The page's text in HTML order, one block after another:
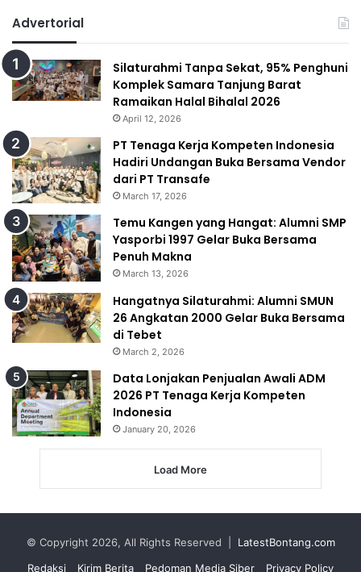
Advertorial
Silaturahmi Tanpa Sekat, 95% Penghuni
Komplek Samara Tanjung Barat
Ramaikan Halal Bihalal 2026
April 12, 2026
PT Tenaga Kerja Kompeten Indonesia
Hadiri Undangan Buka Bersama Vendor
dari PT Transafe
March 17, 2026
Temu Kangen yang Hangat: Alumni SMP
Yasporbi 1997 Gelar Buka Bersama
Penuh Makna
March 13, 2026
Hangatnya Silaturahmi: Alumni SMUN
26 Angkatan 2000 Gelar Buka Bersama
di Tebet
March 2, 2026
Data Lonjakan Penjualan Awali ADM
2026 PT Tenaga Kerja Kompeten
Indonesia
January 20, 2026
Load More
© Copyright 2026, All Rights Reserved | LatestBontang.com
Redaksi
Kirim Berita Pedoman Media Siber Privacy Policy